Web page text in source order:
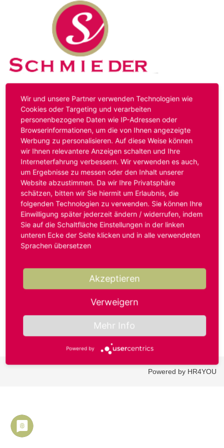
Kontakt Impressum Datenschutz
Hinweis:Das von ihnen aufgerufene Stellenangebot ist
bereits ausgelaufen. Alternative Stellenanzeigen finden
Sie unter:
www.schmieder-personal.de/stellenangebote
Oder Sie bewerben sich
initiativund wir suchen für Sie
passende Stellenangebote.
Anmelden
Benutzername oder E-Mail-Adresse*
Passwort*
Powered by HR4YOU
Wir und unsere Partner verwenden Technologien wie
Cookies oder Targeting und verarbeiten
personenbezogene Daten wie IP-Adressen oder
Browserinformationen, um die von Ihnen angezeigte
Werbung zu personalisieren. Auf diese Weise können
wir Ihnen relevantere Anzeigen schalten und Ihre
Interneterfahrung verbessern. Wir verwenden es auch,
um Ergebnisse zu messen oder den Inhalt unserer
Website abzustimmen. Da wir Ihre Privatsphäre
schätzen, bitten wir Sie hiermit um Erlaubnis, die
folgenden Technologien zu verwenden. Sie können Ihre
Einwilligung später jederzeit ändern / widerrufen, indem
Sie auf die Schaltfläche Einstellungen in der linken
unteren Ecke der Seite klicken und in alle verwendeten
Sprachen übersetzen
Akzeptieren
Verweigern
Mehr Info
Powered by